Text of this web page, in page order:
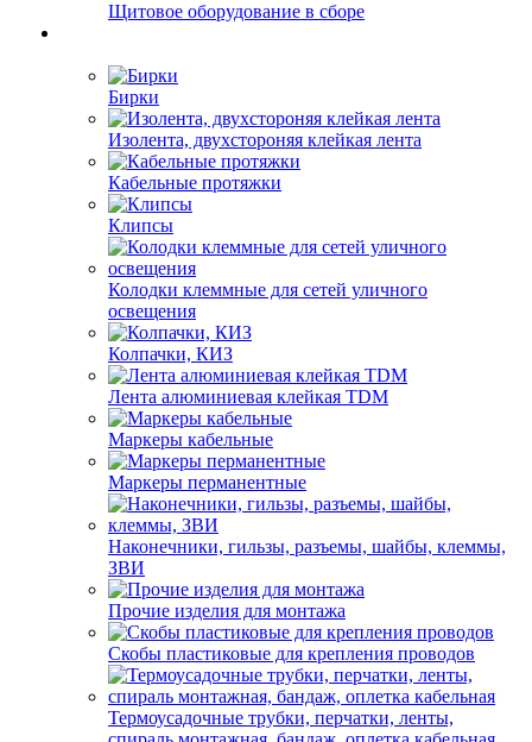
Щитовое оборудование в сборе
Бирки
Изолента, двухстороняя клейкая лента
Кабельные протяжки
Клипсы
Колодки клеммные для сетей уличного
освещения
Колпачки, КИЗ
Лента алюминиевая клейкая TDM
Маркеры кабельные
Маркеры перманентные
Наконечники, гильзы, разъемы, шайбы, клеммы,
ЗВИ
Прочие изделия для монтажа
Скобы пластиковые для крепления проводов
Термоусадочные трубки, перчатки, ленты,